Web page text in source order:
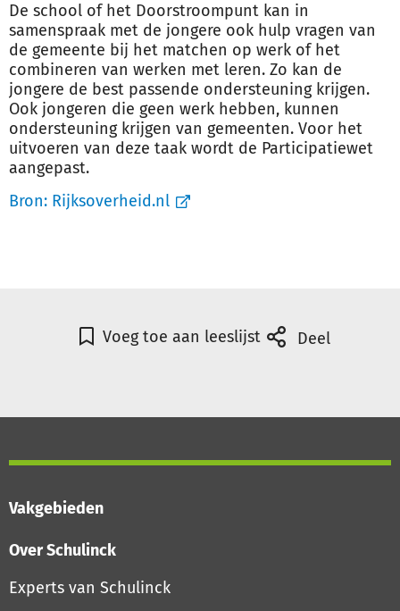
De school of het Doorstroompunt kan in
samenspraak met de jongere ook hulp vragen van
de gemeente bij het matchen op werk of het
combineren van werken met leren. Zo kan de
jongere de best passende ondersteuning krijgen.
Ook jongeren die geen werk hebben, kunnen
ondersteuning krijgen van gemeenten. Voor het
uitvoeren van deze taak wordt de Participatiewet
aangepast.
Bron: Rijksoverheid.nl
Voeg toe aan leeslijst Deel
Vakgebieden
Over Schulinck
Experts van Schulinck